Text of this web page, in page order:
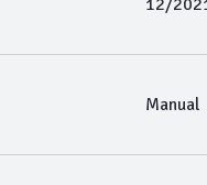
12/
Manual